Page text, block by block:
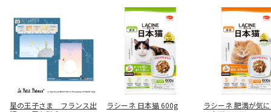
星の王子さま フランス出
ラシーネ 日本猫 600g
ラシーネ 肥満が気